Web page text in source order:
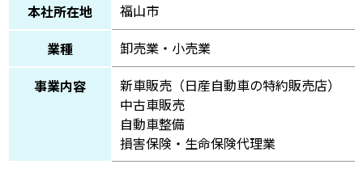
本社所在地
福山市
業種
卸売業・小売業
事業内容
新車販売（日産自動車の特約販売店）
中古車販売
自動車整備
損害保険・生命保険代理業